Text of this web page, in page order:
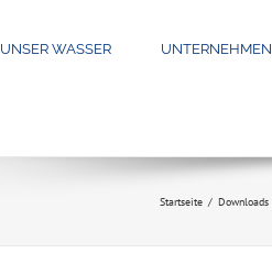
UNSER WASSER UNTERNEHMEN
Startseite Downloads